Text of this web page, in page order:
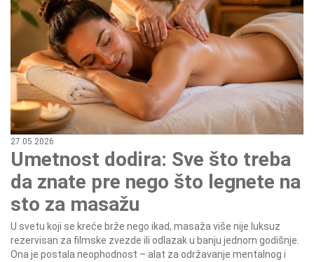
27.05.2026
Umetnost dodira: Sve što treba
da znate pre nego što legnete na
sto za masažu
U svetu koji se kreće brže nego ikad, masaža više nije luksuz
rezervisan za filmske zvezde ili odlazak u banju jednom godišnje.
Ona je postala neophodnost – alat za održavanje mentalnog i